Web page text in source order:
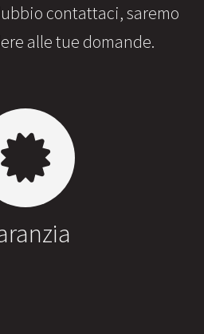
contattaci, saremo
alle tue domande.